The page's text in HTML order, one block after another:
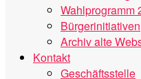
Wahlprogramm
Bürgerinitiativen
Archiv alte
Kontakt
Geschäftsstelle